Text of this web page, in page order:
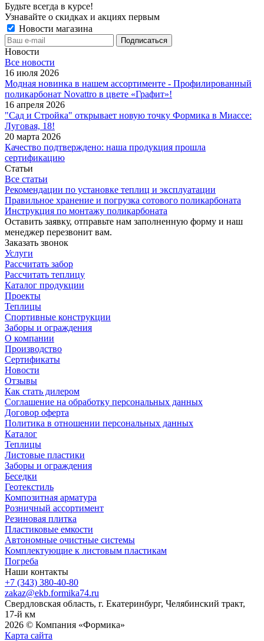
Будьте всегда в курсе!
Узнавайте о скидках и акциях первым
Новости магазина
Новости
Все новости
16 июля 2026
Модная новинка в нашем ассортименте - Профилированный
поликарбонат Novattro в цвете «Графит»!
16 апреля 2026
"Сад и Стройка" открывает новую точку Формика в Миассе:
Луговая, 18!
20 марта 2026
Качество подтверждено: наша продукция прошла
сертификацию
Статьи
Все статьи
Рекомендации по установке теплиц и эксплуатации
Правильное хранение и погрузка сотового поликарбоната
Инструкция по монтажу поликарбоната
Оставить заявку, отправьте нам заполненную форму и наш
менеджер перезвонит вам.
Заказать звонок
Услуги
Рассчитать забор
Рассчитать теплицу
Каталог продукции
Проекты
Теплицы
Спортивные конструкции
Заборы и ограждения
О компании
Производство
Сертификаты
Новости
Отзывы
Как стать дилером
Соглашение на обработку персональных данных
Договор оферта
Политика в отношении персональных данных
Каталог
Теплицы
Листовые пластики
Заборы и ограждения
Беседки
Геотекстиль
Композитная арматура
Розничный ассортимент
Резиновая плитка
Пластиковые емкости
Автономные очистные системы
Комплектующие к листовым пластикам
Погреба
Наши контакты
+7 (343) 380-40-80
zakaz@ekb.formika74.ru
Свердловская область, г. Екатеринбург, Челябинский тракт,
17-й км
2026 © Компания «Формика»
Карта сайта